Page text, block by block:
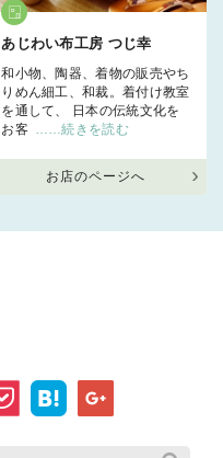
あじわい布工房 つじ幸
和小物、陶器、着物の販売やち
りめん細工、和裁。着付け教室
を通して、 日本の伝統文化を
お客 ……続きを読む
お店のページへ